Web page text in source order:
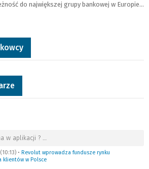
do największej grupy bankowej w Europie…
w aplikacji ? …
• Revolut wprowadza fundusze rynku
klientów w Polsce